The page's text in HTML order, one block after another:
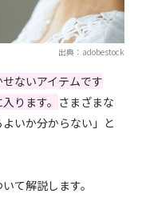
出典：adobestock
ないアイテムです
ります。 さまざまな
いか分からない」と
て解説します。